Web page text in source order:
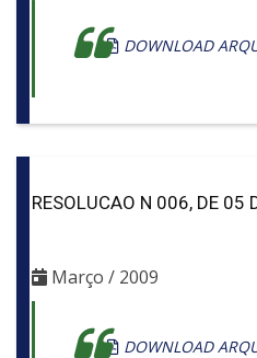
DOWNLOAD
RESOLUCAO N 006, DE 05
Março / 2009
DOWNLOAD